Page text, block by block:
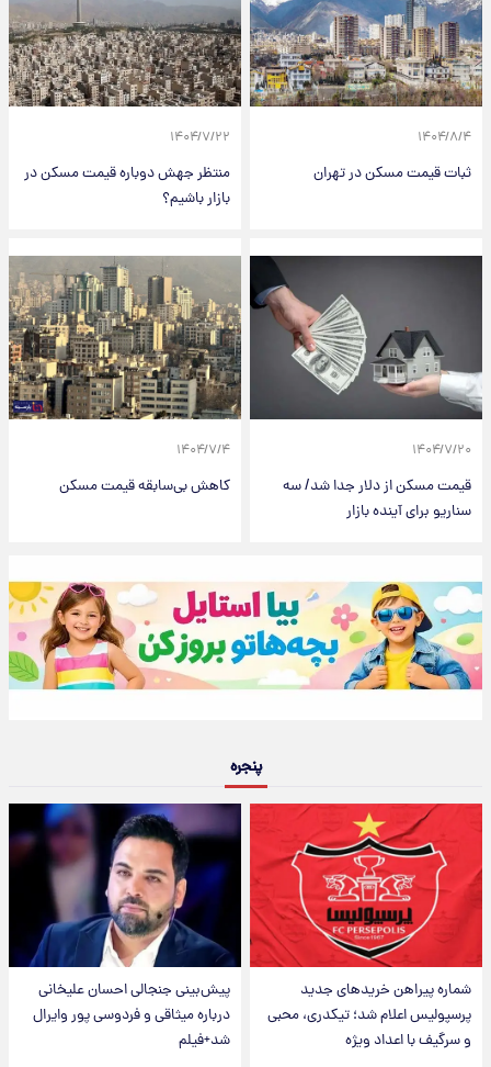
۱۴۰۴/۸/۴
ثبات قیمت مسکن در تهران
۱۴۰۴/۷/۲۲
منتظر جهش دوباره قیمت مسکن در
بازار باشیم؟
۱۴۰۴/۷/۲۰
قیمت مسکن از دلار جدا شد/ سه
سناریو برای آینده بازار
۱۴۰۴/۷/۴
کاهش بی‌سابقه قیمت مسکن
پنجره
شماره پیراهن خریدهای جدید
پرسپولیس اعلام شد؛ تیکدری، محبی
و سرگیف با اعداد ویژه
پیش‌بینی جنجالی احسان علیخانی
درباره میثاقی و فردوسی پور وایرال
شد+فیلم